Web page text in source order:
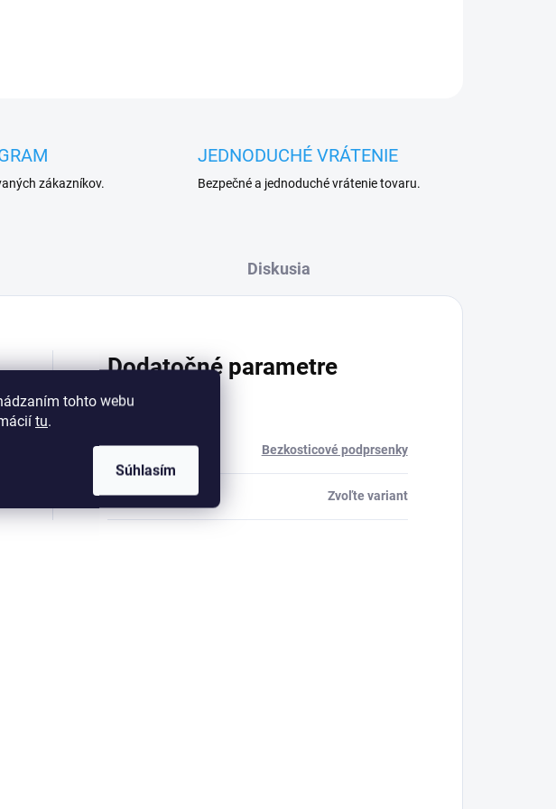
tohto webu
tu.
Súhlasím
zákazníkov.
JEDNODUCHÉ VRÁTENIE
Bezpečné a jednoduché vrátenie tovaru.
Diskusia
Dodatočné parametre
Kategória: Bezkosticové podprsenky
EAN: Zvoľte variant